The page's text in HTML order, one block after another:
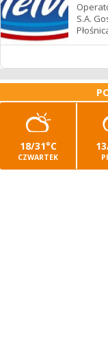
S.A.
Płośnica zatrudni na umowę zlecenie na okres
18/31°C
CZWARTEK